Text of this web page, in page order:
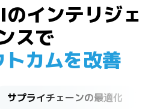
インテリジェ
スで
カムを改善
サプライチェーンの最適化